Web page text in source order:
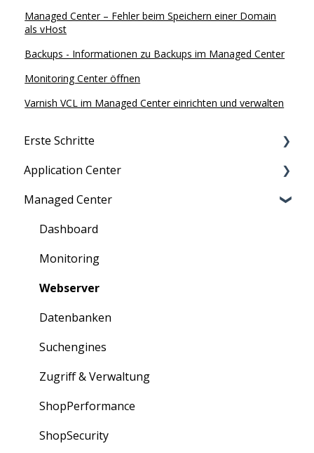
Managed Center – Fehler beim Speichern einer Domain
als vHost
Backups - Informationen zu Backups im Managed Center
Monitoring Center öffnen
Varnish VCL im Managed Center einrichten und verwalten
Erste Schritte
Migration zu maxcluster
Nutzerverwaltung
Zugriff
Information für Neukunden
Application Center
Persönliche Daten
Übersicht über Kunden, Cluster und mehr
Verträge: Bestellung und Kündigung
Rechnungen
Bestellungen
Erweiterungen
Partner-Portal
Managed Center
Dashboard
Monitoring
Webserver
Datenbanken
Suchengines
Zugriff & Verwaltung
ShopPerformance
ShopSecurity